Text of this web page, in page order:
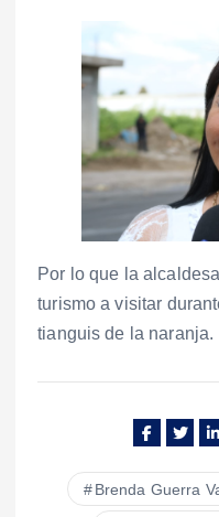
Por lo que la
turismo a visitar
tianguis de la naranja.
Brenda Guerra